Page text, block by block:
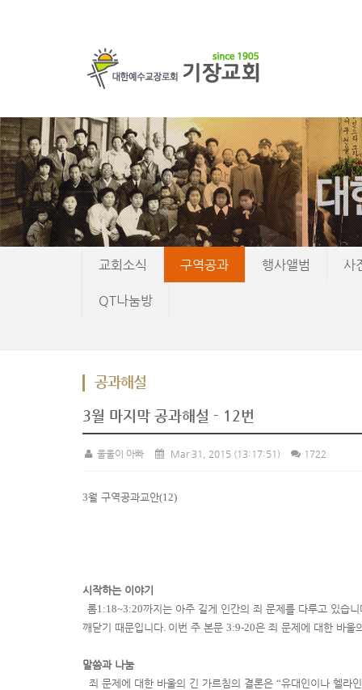
교회소식 구역공과 행사앨범 사
QT나눔방
공과해설
3월 마지막 공과해설 - 12번
울울이 아빠 Mar 31, 2015 (13:17:51) 1722
3월 구역공과교안(12)
시작하는 이야기
롬1:18~3:20까지는 아주 길게 인간의 죄 문제를 다루고 있습니
깨닫기 때문입니다. 이번 주 본문 3:9-20은 죄 문제에 대한 바울
말씀과 나눔
죄 문제에 대한 바울의 긴 가르침의 결론은 “유대인이나 헬라